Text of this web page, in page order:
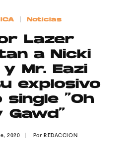
Contacto
Aviso Legal
DE UMO agency. TODOS LOS
Noticias
Lazer
a Nicki
y Mr. Eazi
explosivo
single “Oh
Gawd”
2020 PorREDACCION